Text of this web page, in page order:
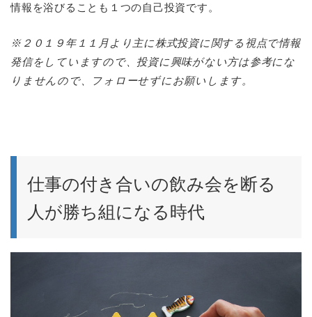
情報を浴びることも１つの自己投資です。
※２０１９年１１月より主に株式投資に関する視点で情報
発信をしていますので、投資に興味がない方は参考にな
りませんので、フォローせずにお願いします。
仕事の付き合いの飲み会を断る
人が勝ち組になる時代